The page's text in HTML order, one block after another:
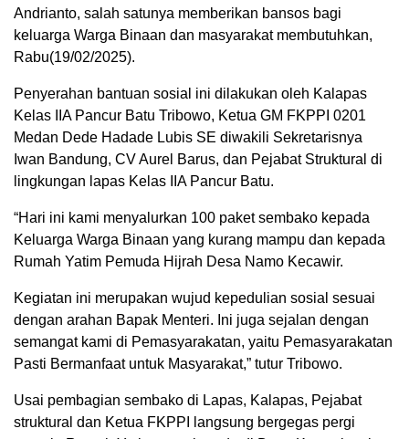
Andrianto, salah satunya memberikan bansos bagi
keluarga Warga Binaan dan masyarakat membutuhkan,
Rabu(19/02/2025).
Penyerahan bantuan sosial ini dilakukan oleh Kalapas
Kelas IIA Pancur Batu Tribowo, Ketua GM FKPPI 0201
Medan Dede Hadade Lubis SE diwakili Sekretarisnya
Iwan Bandung, CV Aurel Barus, dan Pejabat Struktural di
lingkungan lapas Kelas IIA Pancur Batu.
“Hari ini kami menyalurkan 100 paket sembako kepada
Keluarga Warga Binaan yang kurang mampu dan kepada
Rumah Yatim Pemuda Hijrah Desa Namo Kecawir.
Kegiatan ini merupakan wujud kepedulian sosial sesuai
dengan arahan Bapak Menteri. Ini juga sejalan dengan
semangat kami di Pemasyarakatan, yaitu Pemasyarakatan
Pasti Bermanfaat untuk Masyarakat,” tutur Tribowo.
Usai pembagian sembako di Lapas, Kalapas, Pejabat
struktural dan Ketua FKPPI langsung bergegas pergi